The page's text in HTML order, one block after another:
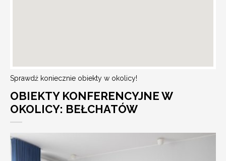
Sprawdź koniecznie obiekty w okolicy!
OBIEKTY KONFERENCYJNE W
OKOLICY: BEŁCHATÓW